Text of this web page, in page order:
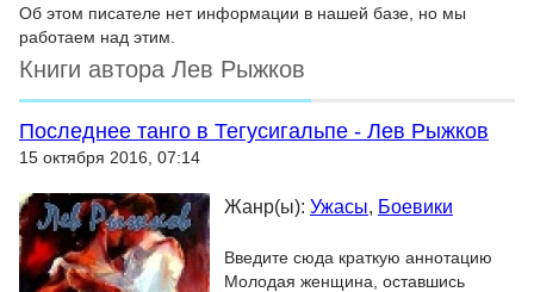
Об этом писателе нет информации в нашей базе, но мы
работаем над этим.
Книги автора Лев Рыжков
Последнее танго в Тегусигальпе - Лев Рыжков
15 октября 2016, 07:14
Жанр(ы): Ужасы, Боевики
Введите сюда краткую аннотацию
Молодая женщина, оставшись